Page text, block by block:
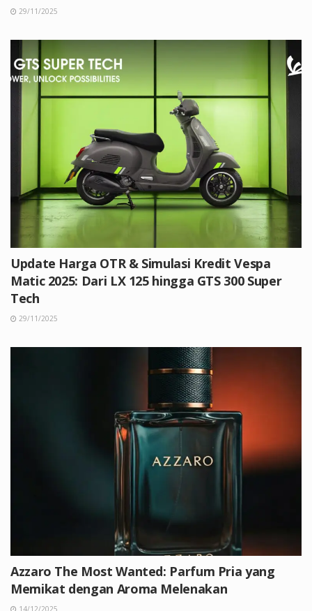
29/11/2025
Update Harga OTR & Simulasi Kredit Vespa
Matic 2025: Dari LX 125 hingga GTS 300 Super
Tech
29/11/2025
Azzaro The Most Wanted: Parfum Pria yang
Memikat dengan Aroma Melenakan